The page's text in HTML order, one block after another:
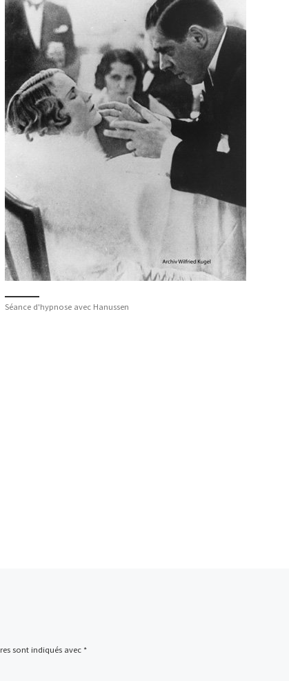
Séance d'hypnose avec Hanussen
sont indiqués avec *